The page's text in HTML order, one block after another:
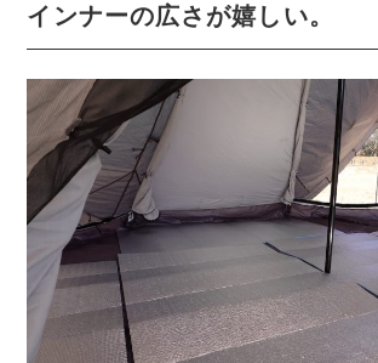
インナーの広さが嬉しい。